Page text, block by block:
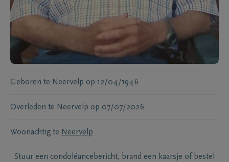
Geboren te Neervelp op 12/04/1946
Overleden te Neervelp op 07/07/2026
Woonachtig te Neervelp
Stuur een condoléancebericht, brand een kaarsje of bestel